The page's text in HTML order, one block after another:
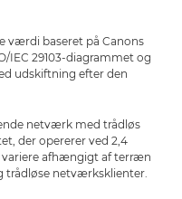
værdi baseret på Canons
IEC 29103-diagrammet og
udskiftning efter den
netværk med trådløs
der opererer ved 2,4
variere afhængigt af terræn
trådløse netværksklienter.